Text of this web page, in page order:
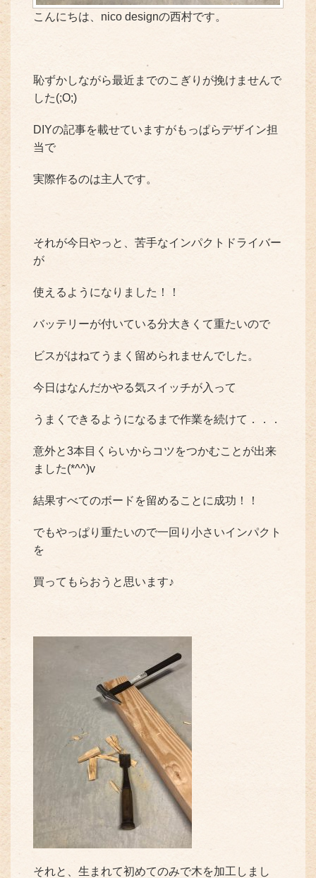
こんにちは、nico designの西村です。
恥ずかしながら最近までのこぎりが挽けませんで
した(;O;)
DIYの記事を載せていますがもっぱらデザイン担
当で
実際作るのは主人です。
それが今日やっと、苦手なインパクトドライバー
が
使えるようになりました！！
バッテリーが付いている分大きくて重たいので
ビスがはねてうまく留められませんでした。
今日はなんだかやる気スイッチが入って
うまくできるようになるまで作業を続けて．．．
意外と3本目くらいからコツをつかむことが出来
ました(*^^)v
結果すべてのボードを留めることに成功！！
でもやっぱり重たいので一回り小さいインパクト
を
買ってもらおうと思います♪
それと、生まれて初めてのみで木を加工しまし